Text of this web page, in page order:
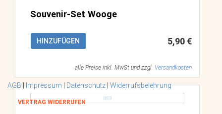
Souvenir-Set Wooge
HINZUFÜGEN 5,90 €
alle Preise inkl. MwSt und zzgl. Versandkosten
AGB|Impressum|Datenschutz|Widerrufsbelehrung
VERTRAG WIDERRUFEN